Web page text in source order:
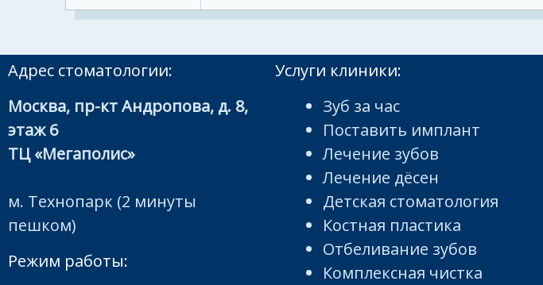
Адрес стоматологии:
Москва, пр-кт Андропова, д. 8,
этаж 6
ТЦ «Мегаполис»
м. Технопарк (2 минуты
пешком)
Режим работы:
Услуги клиники:
Зуб за час
Поставить имплант
Лечение зубов
Лечение дёсен
Детская стоматология
Костная пластика
Отбеливание зубов
Комплексная чистка